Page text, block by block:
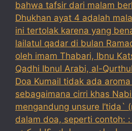
bahwa tafsir dari malam
Dhukhan ayat 4 adalah
ini tertolak karena yang
lailatul qadar di bulan
oleh imam Thabari, Ibnu
Qadhi Ibnul Arabi, al-
Doa Kumail tidak ada
sebagaimana cirri khas
mengandung unsure I’tida`
dalam doa, seperti contoh: : يا مولاي…فكيف يبقى